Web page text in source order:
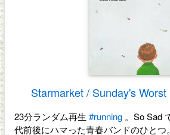
Starmarket / Sunday's
23分ランダム再生 #running 。So Sad
代前後にハマった青春バンドのひとつ。